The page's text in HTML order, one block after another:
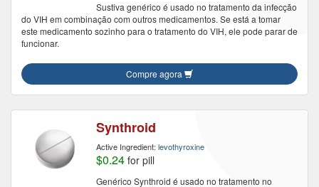
Sustiva genérico é usado no tratamento da infecção
do VIH em combinação com outros medicamentos. Se está a tomar
este medicamento sozinho para o tratamento do VIH, ele pode parar de
funcionar.
Compre agora
Synthroid
Active Ingredient: levothyroxine
$0.24 for pill
Genérico Synthroid é usado no tratamento no